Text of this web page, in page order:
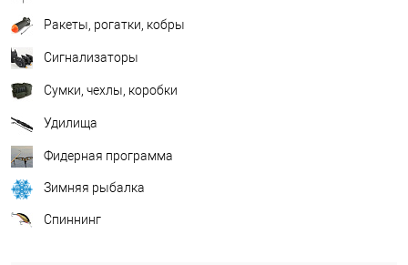
Ракеты, рогатки, кобры
Сигнализаторы
Сумки, чехлы, коробки
Удилища
Фидерная программа
Зимняя рыбалка
Спиннинг